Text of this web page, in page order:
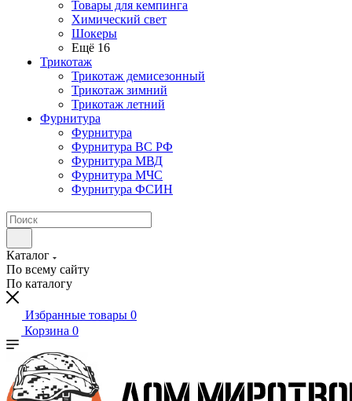
Товары для кемпинга
Химический свет
Шокеры
Ещё 16
Трикотаж
Трикотаж демисезонный
Трикотаж зимний
Трикотаж летний
Фурнитура
Фурнитура
Фурнитура ВС РФ
Фурнитура МВД
Фурнитура МЧС
Фурнитура ФСИН
Каталог
По всему сайту
По каталогу
Избранные товары 0
Корзина 0